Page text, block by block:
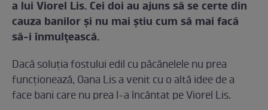
a lui Viorel Lis. Cei doi au ajuns să se certe din
cauza banilor și nu mai știu cum să mai facă
să-i înmulțească.
Dacă soluția fostului edil cu păcănelele nu prea
funcționează, Oana Lis a venit cu o altă idee de a
face bani care nu prea l-a încântat pe Viorel Lis.